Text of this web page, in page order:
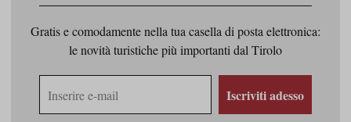
Gratis e comodamente nella tua casella di posta elettronica:
le novità turistiche più importanti dal Tirolo
Iscriviti adesso